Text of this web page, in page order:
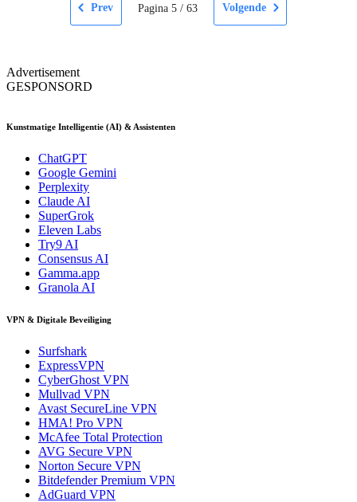
Prev Pagina 5 / 63 Volgende
Advertisement
GESPONSORD
Kunstmatige Intelligentie (AI) & Assistenten
ChatGPT
Google Gemini
Perplexity
Claude AI
SuperGrok
Eleven Labs
Try9 AI
Consensus AI
Gamma.app
Granola AI
VPN & Digitale Beveiliging
Surfshark
ExpressVPN
CyberGhost VPN
Mullvad VPN
Avast SecureLine VPN
HMA! Pro VPN
McAfee Total Protection
AVG Secure VPN
Norton Secure VPN
Bitdefender Premium VPN
AdGuard VPN